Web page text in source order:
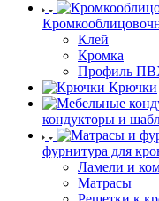
Клей
Кромка
Профиль
Крючки
кондукторы и
фурнитура для
Ламели и
Матрасы